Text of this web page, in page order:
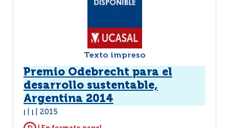
Texto impreso
Premio Odebrecht para el
desarrollo sustentable,
Argentina 2014
2015